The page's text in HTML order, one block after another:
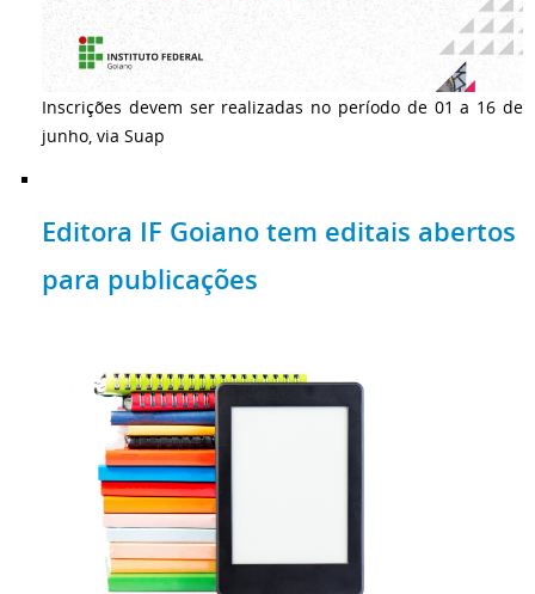
Inscrições devem ser realizadas no período de 01 a 16 de
junho, via Suap
Editora IF Goiano tem editais abertos
para publicações